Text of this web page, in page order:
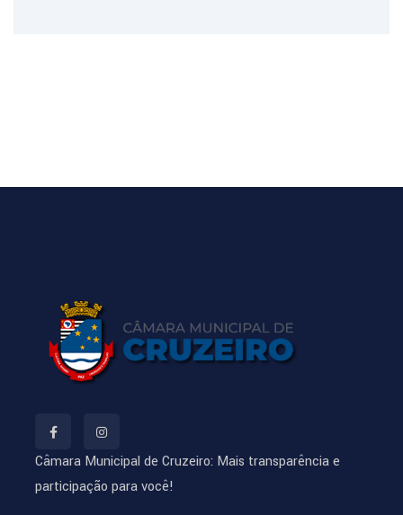
Câmara Municipal de Cruzeiro: Mais transparência e
participação para você!